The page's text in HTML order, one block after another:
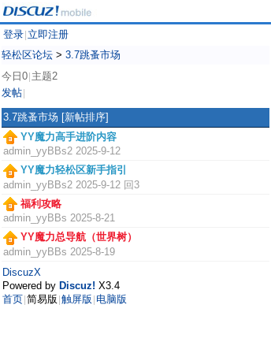
登录 立即注册
轻松区论坛 > 3.7跳蚤市场
今日0 主题2
发帖
3.7跳蚤市场 [新帖排序]
YY魔力高手进阶内容
admin_yyBBs2 2025-9-12
YY魔力轻松区新手指引
admin_yyBBs2 2025-9-12 回3
福利攻略
admin_yyBBs 2025-8-21
YY魔力总导航（世界树）
admin_yyBBs 2025-8-19
DiscuzX
Powered by Discuz! X3.4
首页 简易版 触屏版 电脑版